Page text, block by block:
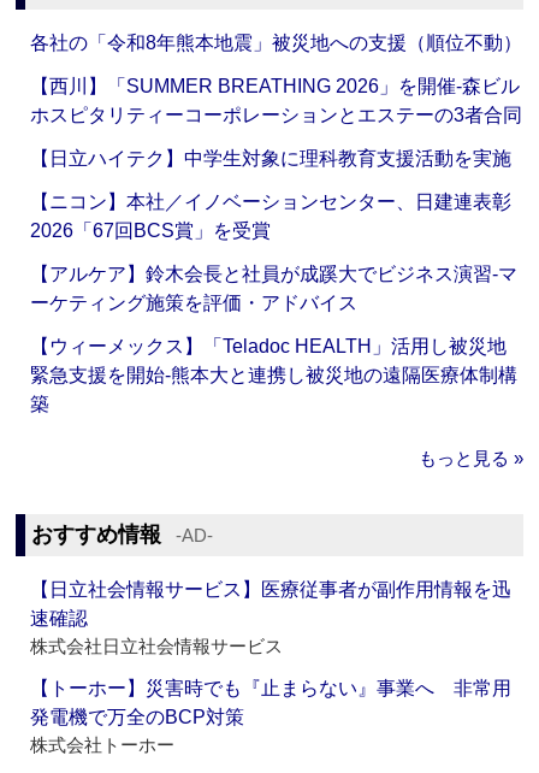
各社の「令和8年熊本地震」被災地への支援（順位不動）
【西川】「SUMMER BREATHING 2026」を開催‐森ビル
ホスピタリティーコーポレーションとエステーの3者合同
【日立ハイテク】中学生対象に理科教育支援活動を実施
【ニコン】本社／イノベーションセンター、日建連表彰
2026「67回BCS賞」を受賞
【アルケア】鈴木会長と社員が成蹊大でビジネス演習‐マ
ーケティング施策を評価・アドバイス
【ウィーメックス】「Teladoc HEALTH」活用し被災地
緊急支援を開始‐熊本大と連携し被災地の遠隔医療体制構
築
もっと見る »
おすすめ情報 ‐AD‐
【日立社会情報サービス】医療従事者が副作用情報を迅
速確認
株式会社日立社会情報サービス
【トーホー】災害時でも『止まらない』事業へ 非常用
発電機で万全のBCP対策
株式会社トーホー